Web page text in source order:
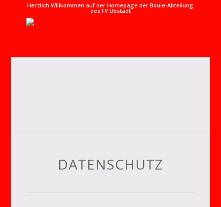
Herzlich Willkommen auf der Homepage der Boule-Abteilung
des FV Ubstadt
DATENSCHUTZ